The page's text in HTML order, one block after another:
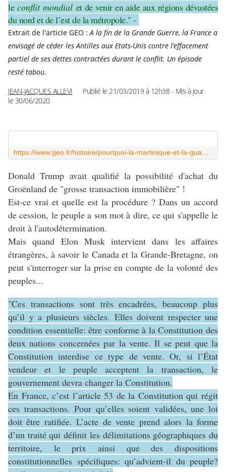
leconflit mondial et de venir en aide aux régions dévastées
du nord et de l’est de la métropole." -
Extrait de l'article GEO :A la fin de la Grande Guerre, la France a
envisagé de céder les Antilles aux Etats-Unis contre l’effacement
partiel de ses dettes contractées durant le conflit. Un épisode
resté tabou.
JEAN-JACQUES ALLEVI
Publié le 21/03/2019 à 12h38 - Mis à jour
le 30/06/2020
Donald Trump avait qualifié la possibilité d'achat du
Groënland de "grosse transaction immobilière" !
Est-ce vrai et quelle est la procédure ? Dans un accord
de cession, le peuple a son mot à dire, ce qui s'appelle le
droit à l'autodétermination.
Mais quand Elon Musk intervient dans les affaires
étrangères, à savoir le Canada et la Grande-Bretagne, on
peut s'interroger sur la prise en compte de la volonté des
peuples...
"Ces transactions sont très encadrées, beaucoup plus
qu’il y a plusieurs siècles. Elles doivent respecter une
condition essentielle: être conforme à la Constitution des
deux nations concernées par la vente. Il se peut que la
Constitution interdise ce type de vente. Or, si l’État
vendeur et le peuple acceptent la transaction, le
gouvernement devra changer la Constitution.
En France, c’est l’article 53 de la Constitution qui régit
ces transactions. Pour qu’elles soient validées, une loi
doit être ratifiée. L’acte de vente prend alors la forme
d’un traité qui définit les délimitations géographiques du
territoire, le prix ainsi que des dispositions
constitutionnelles spécifiques: qu’advient-il du peuple?